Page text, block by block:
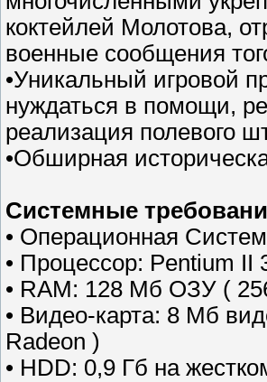
коктейлей Молотова,
военные сообщения
•Уникальный игровой
нуждаться в помощи,
реализация полевого
•Обширная
Системные
• Операционная
• Процессор: Pentium II
• RAM: 128 Мб ОЗУ (
• Видео-карта: 8 Мб
Radeon )
• HDD: 0,9 Гб на